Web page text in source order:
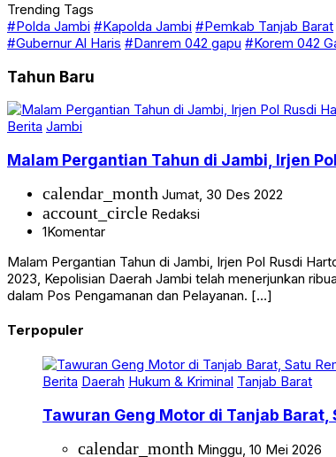
Trending Tags
#Polda Jambi #Kapolda Jambi #Pemkab Tanjab Barat
#Gubernur Al Haris #Danrem 042 gapu #Korem 042
Tahun Baru
Berita Jambi
Malam Pergantian Tahun di Jambi, Irjen
calendar_month Jumat, 30 Des 2022
account_circle Redaksi
1Komentar
Malam Pergantian Tahun di Jambi, Irjen Pol Rusdi
2023, Kepolisian Daerah Jambi telah menerjunkan
dalam Pos Pengamanan dan Pelayanan. […]
Terpopuler
Berita Daerah Hukum & Kriminal Tanjab Barat
Tawuran Geng Motor di Tanjab
calendar_month Minggu, 10 Mei 2026